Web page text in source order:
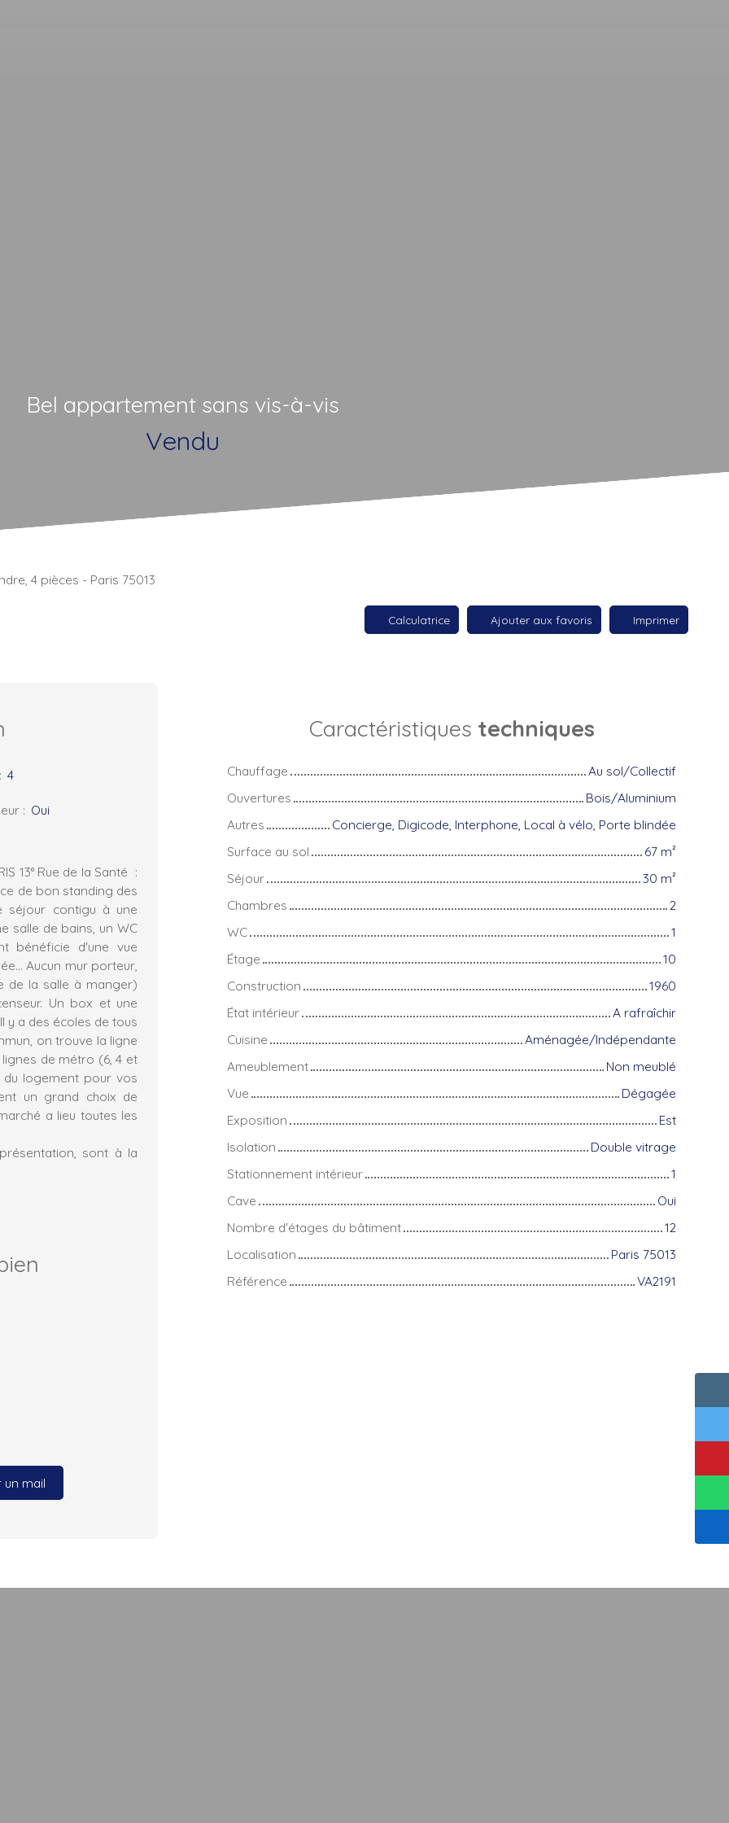
Bel appartement sans vis-à-vis
Vendu
4 pièces - Paris 75013
Calculatrice Ajouter aux favoris Imprimer
4
: Oui
13° Rue de la Santé :
de bon standing des
séjour contigu à une
salle de bains, un WC
bénéficie d'une vue
Aucun mur porteur,
de la salle à manger)
Un box et une
y a des écoles de tous
on trouve la ligne
de métro (6, 4 et
du logement pour vos
un grand choix de
a lieu toutes les
sont à la
un mail
Caractéristiques techniques
Chauffage
Au sol/Collectif
Ouvertures
Bois/Aluminium
Autres
Concierge, Digicode, Interphone, Local à vélo, Porte blindée
Surface au sol
67 m²
Séjour
30 m²
Chambres
2
WC
1
Étage
10
Construction
1960
État intérieur
A rafraîchir
Cuisine
Aménagée/Indépendante
Ameublement
Non meublé
Vue
Dégagée
Exposition
Est
Isolation
Double vitrage
Stationnement intérieur
1
Cave
Oui
Nombre d'étages du bâtiment
12
Localisation
Paris 75013
Référence
VA2191